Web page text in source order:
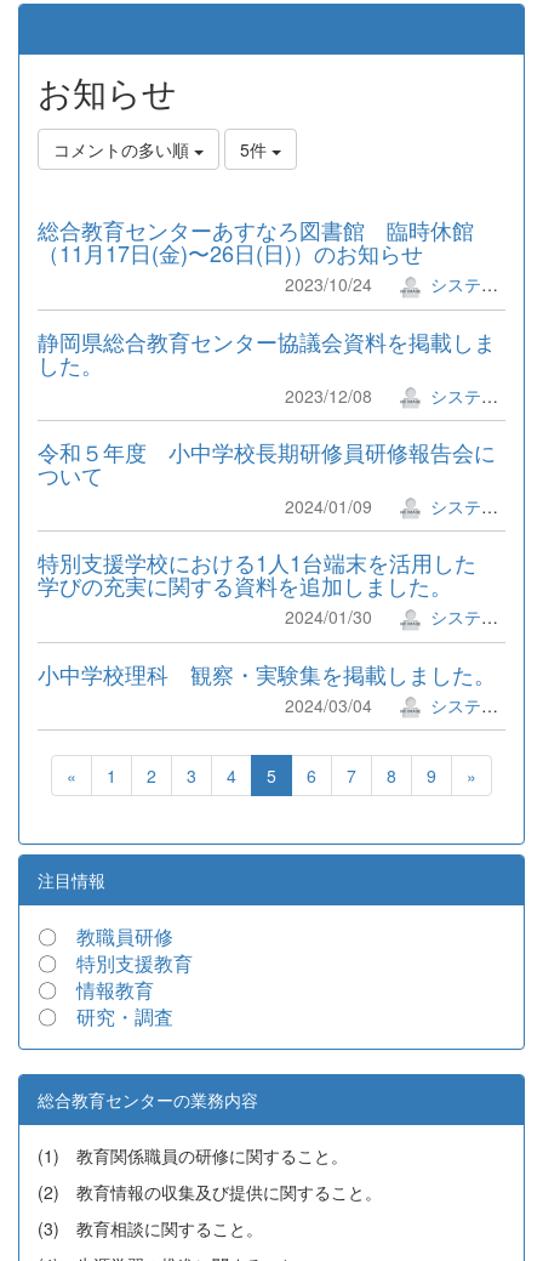
お知らせ
コメントの多い順 5件
総合教育センターあすなろ図書館 臨時休館
（11月17日(金)〜26日(日)）のお知らせ
2023/10/24 システム管理者
静岡県総合教育センター協議会資料を掲載しま
した。
2023/12/08 システム管理者
令和５年度 小中学校長期研修員研修報告会に
ついて
2024/01/09 システム管理者
特別支援学校における1人1台端末を活用した
学びの充実に関する資料を追加しました。
2024/01/30 システム管理者
小中学校理科 観察・実験集を掲載しました。
2024/03/04 システム管理者
« 1 2 3 4 5 6 7 8 9 »
注目情報
〇 教職員研修
〇 特別支援教育
〇情報教育
〇 研究・調査
総合教育センターの業務内容
(1) 教育関係職員の研修に関すること。
(2) 教育情報の収集及び提供に関すること。
(3) 教育相談に関すること。